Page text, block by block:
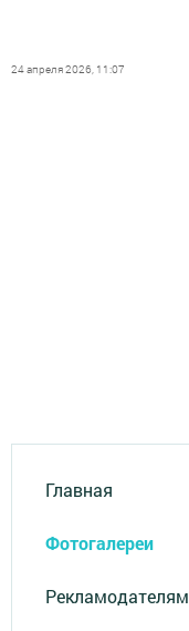
24 апреля 2026, 11:07
Главная
Фотогалереи
Рекламодателям